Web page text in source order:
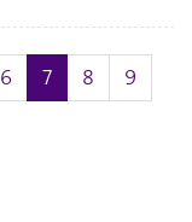
6 7(actuel)
8
9